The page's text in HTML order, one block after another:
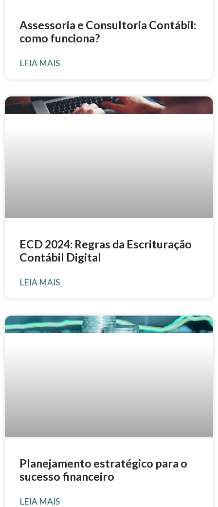
Assessoria e Consultoria Contábil:
como funciona?
LEIA MAIS
ECD 2024: Regras da Escrituração
Contábil Digital
LEIA MAIS
Planejamento estratégico para o
sucesso financeiro
LEIA MAIS